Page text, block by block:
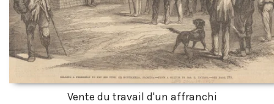
Vente du travail d'un affranchi